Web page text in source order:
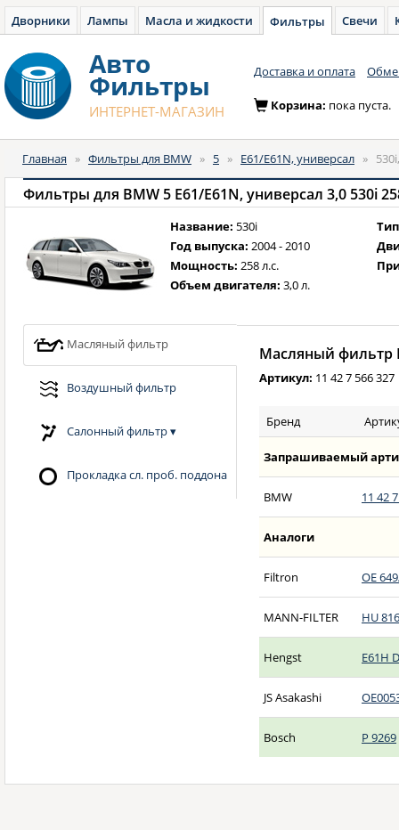
Дворники Лампы Масла и жидкости Фильтры Свечи
Авто
Фильтры
ИНТЕРНЕТ-МАГАЗИН
Доставка и оплата
Корзина: пока пуста.
Главная » Фильтры для BMW » 5 » E61/E61N, универсал »
Фильтры для BMW 5 E61/E61N, универсал 3,0 530i
Название: 530i
Год выпуска: 2004 - 2010
Мощность: 258 л.с.
Объем двигателя: 3,0 л.
Масляный фильтр
Воздушный фильтр
Салонный фильтр▾
Прокладка сл. проб. поддона
Масляный фильтр
Артикул: 11 42 7 566 327
Бренд
Запрашиваемый
BMW 11 42
Аналоги
Filtron OE
MANN-FILTER HU
Hengst E61H
JS Asakashi
Bosch P 9269